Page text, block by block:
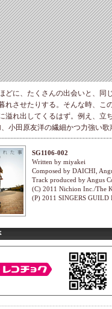
どに、たくさんの出会いと、同
れさせたりする。そんな時、こ
溢れ出してくるはず。例え、立
小田原友洋の繊細かつ力強い歌
SG1106-002
Written by miyakei
Composed by DAICHI,
Track produced by Angus
(C) 2011 Nichion Inc./The
(P) 2011 SINGERS GUILD